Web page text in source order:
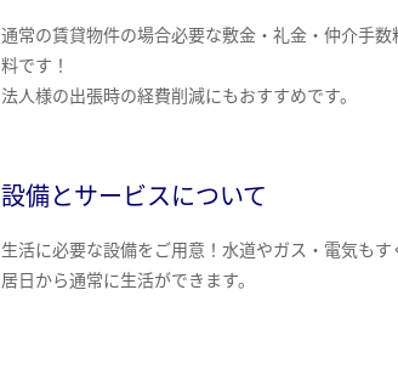
通常の賃貸物件の場合必要な敷金・礼金・仲介手数
料です！
法人様の出張時の経費削減にもおすすめです。
設備とサービスについて
生活に必要な設備をご用意！水道やガス・電気もす
居日から通常に生活ができます。